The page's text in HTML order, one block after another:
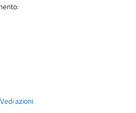
Vedi azioni